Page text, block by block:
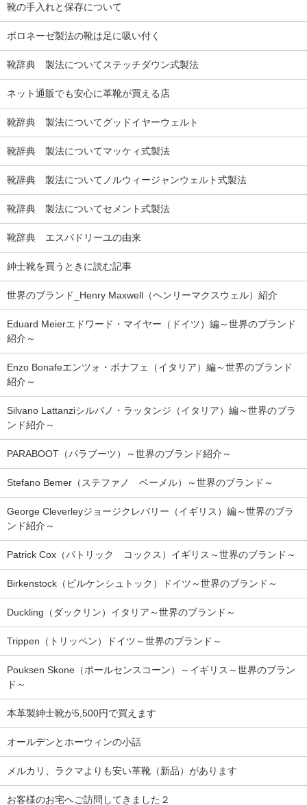
靴の手入れと保存について
ボロネーゼ製法の靴は足に吸い付く
靴辞典 製法についてステッチダウン式製法
ネット通販でも安心に革靴が買える店
靴辞典 製法についてグッドイヤーウェルト
靴辞典 製法についてマッケィ式製法
靴辞典 製法についてノルウィージャンウェルト式製法
靴辞典 製法についてセメント式製法
靴辞典 エスパドリーユの由来
紳士靴を買うときに読む記事
世界のブランド_Henry Maxwell（ヘンリーマクスウェル）紹介
Eduard Meierエドワード・マイヤー（ドイツ）編～世界のブランド
紹介～
Enzo Bonafeエンツォ・ボナフェ（イタリア）編～世界のブランド
紹介～
Silvano Lattanziシルバノ・ラッタンジ（イタリア）編～世界のブラ
ンド紹介～
PARABOOT（パラブーツ）～世界のブランド紹介～
Stefano Bemer（ステファノ ベーメル）～世界のブランド～
George Cleverleyジョージクレバリー（イギリス）編～世界のブラ
ンド紹介～
Patrick Cox（パトリック コックス）イギリス～世界のブランド～
Birkenstock（ビルケンシュトック）ドイツ～世界のブランド～
Duckling（ダックリン）イタリア～世界のブランド～
Trippen（トリッペン）ドイツ～世界のブランド～
Pouksen Skone（ポールセンスコーン）～イギリス～世界のブラン
ド～
本革製紳士靴が5,500円で買えます
オールデンとホーウィンの小話
メルカリ、ラクマよりも安い革靴（新品）があります
お客様のお宅へご訪問してきました２